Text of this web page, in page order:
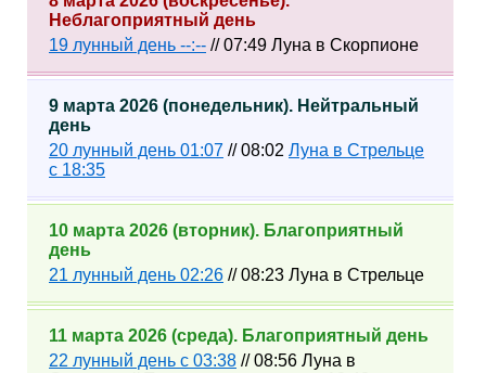
Неблагоприятный день
19 лунный день --:-- // 07:49 Луна в Скорпионе
9 марта 2026 (понедельник). Нейтральный
день
20 лунный день 01:07 // 08:02 Луна в Стрельце
с 18:35
10 марта 2026 (вторник). Благоприятный
день
21 лунный день 02:26 // 08:23 Луна в Стрельце
11 марта 2026 (среда). Благоприятный день
22 лунный день с 03:38 // 08:56 Луна в